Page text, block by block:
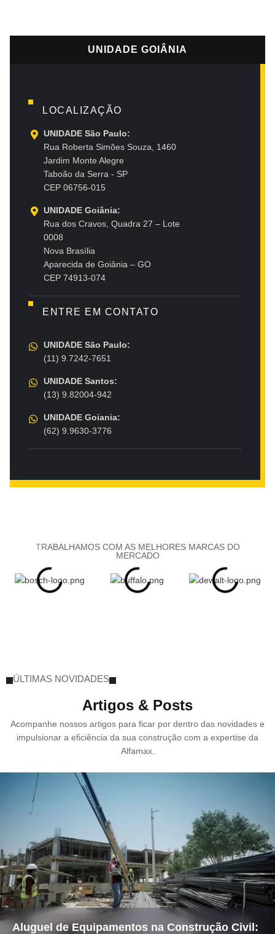
UNIDADE GOIÂNIA
LOCALIZAÇÃO
UNIDADE São Paulo:
Rua Roberta Simões Souza, 1460
Jardim Monte Alegre
Taboão da Serra - SP
CEP 06756-015
UNIDADE Goiânia:
Rua dos Cravos, Quadra 27 – Lote
0008
Nova Brasília
Aparecida de Goiânia – GO
CEP 74913-074
ENTRE EM CONTATO
UNIDADE São Paulo:
(11) 9.7242-7651
UNIDADE Santos:
(13) 9.82004-942
UNIDADE Goiania:
(62) 9.9630-3776
TRABALHAMOS COM AS MELHORES MARCAS DO
MERCADO
ÚLTIMAS NOVIDADES
Artigos & Posts
Acompanhe nossos artigos para ficar por dentro das novidades e
impulsionar a eficiência da sua construção com a expertise da
Alfamax.
Aluguel de Equipamentos na Construção Civil: